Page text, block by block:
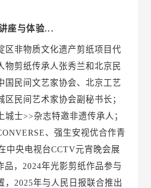
座与体验...
区非物质文化遗产剪纸项目代
物剪纸传承人张秀兰和北京民
国民间文艺家协会、北京工艺
民间艺术家协会副秘书长；
士>>杂志特邀非遗传承人；
、强生安视优合作青
中央电视台CCTV元宵晚会展
，2024年光影剪纸作品参与
，2025年与人民日报联合推出